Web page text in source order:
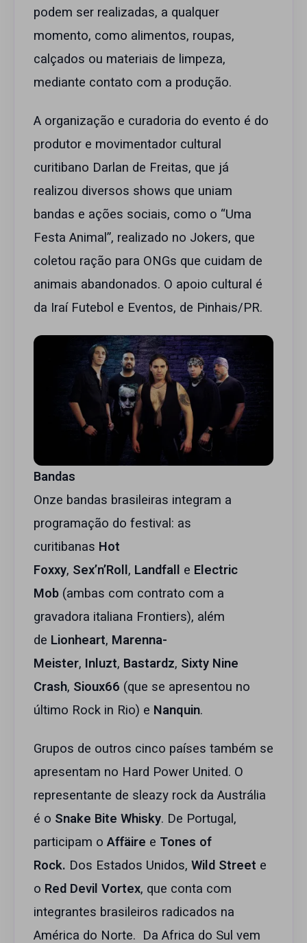
podem ser realizadas, a qualquer
momento, como alimentos, roupas,
calçados ou materiais de limpeza,
mediante contato com a produção.
A organização e curadoria do evento é do
produtor e movimentador cultural
curitibano Darlan de Freitas, que já
realizou diversos shows que uniam
bandas e ações sociais, como o “Uma
Festa Animal”, realizado no Jokers, que
coletou ração para ONGs que cuidam de
animais abandonados. O apoio cultural é
da Iraí Futebol e Eventos, de Pinhais/PR.
Bandas
Onze bandas brasileiras integram a
programação do festival: as
curitibanas Hot
Foxxy, Sex’n’Roll, Landfall e Electric
Mob (ambas com contrato com a
gravadora italiana Frontiers), além
de Lionheart, Marenna-
Meister, Inluzt, Bastardz, Sixty Nine
Crash, Sioux66 (que se apresentou no
último Rock in Rio) e Nanquin.
Grupos de outros cinco países também se
apresentam no Hard Power United. O
representante de sleazy rock da Austrália
é o Snake Bite Whisky. De Portugal,
participam o Affäire e Tones of
Rock. Dos Estados Unidos, Wild Street e
o Red Devil Vortex, que conta com
integrantes brasileiros radicados na
América do Norte. Da Africa do Sul vem